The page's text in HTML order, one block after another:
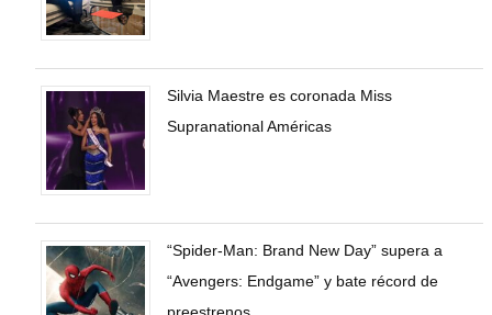
Silvia Maestre es coronada Miss
Supranational Américas
“Spider-Man: Brand New Day” supera a
“Avengers: Endgame” y bate récord de
preestrenos